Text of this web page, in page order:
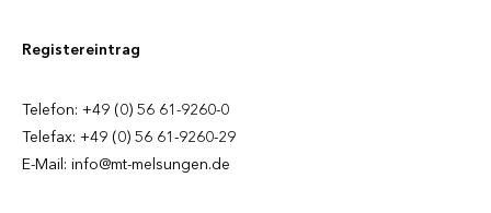
Registereintrag
Telefon: +49 (0) 56 61-9260-0
Telefax: +49 (0) 56 61-9260-29
E-Mail: info@mt-melsungen.de